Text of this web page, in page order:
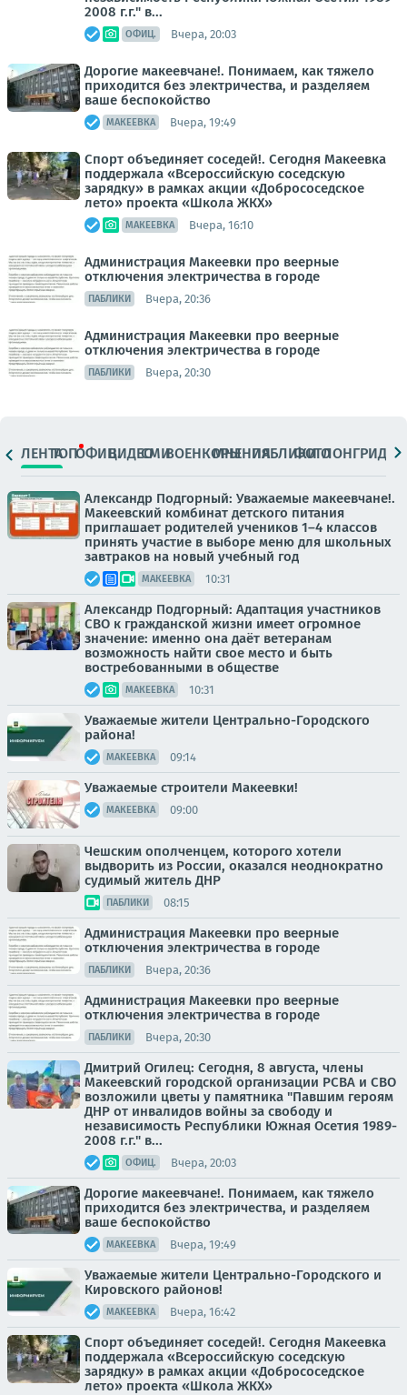
2008 г.г." в...
ОФИЦ. Вчера, 20:03
Дорогие макеевчане!. Понимаем, как тяжело
приходится без электричества, и разделяем
ваше беспокойство
МАКЕЕВКА Вчера, 19:49
Спорт объединяет соседей!. Сегодня Макеевка
поддержала «Всероссийскую соседскую
зарядку» в рамках акции «Добрососедское
лето» проекта «Школа ЖКХ»
МАКЕЕВКА Вчера, 16:10
Администрация Макеевки про веерные
отключения электричества в городе
ПАБЛИКИ Вчера, 20:36
Администрация Макеевки про веерные
отключения электричества в городе
ПАБЛИКИ Вчера, 20:30
ЛЕНТАТОПОФИЦ.ВИДЕОСМИВОЕНКОРЫМНЕНИЯПАБЛИКИ
ФОТОЛОНГРИДЫ
Александр Подгорный: Уважаемые макеевчане!.
Макеевский комбинат детского питания
приглашает родителей учеников 1–4 классов
принять участие в выборе меню для школьных
завтраков на новый учебный год
МАКЕЕВКА 10:31
Александр Подгорный: Адаптация участников
СВО к гражданской жизни имеет огромное
значение: именно она даёт ветеранам
возможность найти свое место и быть
востребованными в обществе
МАКЕЕВКА 10:31
Уважаемые жители Центрально-Городского
района!
МАКЕЕВКА 09:14
Уважаемые строители Макеевки!
МАКЕЕВКА 09:00
Чешским ополченцем, которого хотели
выдворить из России, оказался неоднократно
судимый житель ДНР
ПАБЛИКИ 08:15
Администрация Макеевки про веерные
отключения электричества в городе
ПАБЛИКИ Вчера, 20:36
Администрация Макеевки про веерные
отключения электричества в городе
ПАБЛИКИ Вчера, 20:30
Дмитрий Огилец: Сегодня, 8 августа, члены
Макеевский городской организации РСВА и СВО
возложили цветы у памятника "Павшим героям
ДНР от инвалидов войны за свободу и
независимость Республики Южная Осетия 1989-
2008 г.г." в...
ОФИЦ. Вчера, 20:03
Дорогие макеевчане!. Понимаем, как тяжело
приходится без электричества, и разделяем
ваше беспокойство
МАКЕЕВКА Вчера, 19:49
Уважаемые жители Центрально-Городского и
Кировского районов!
МАКЕЕВКА Вчера, 16:42
Спорт объединяет соседей!. Сегодня Макеевка
поддержала «Всероссийскую соседскую
зарядку» в рамках акции «Добрососедское
лето» проекта «Школа ЖКХ»